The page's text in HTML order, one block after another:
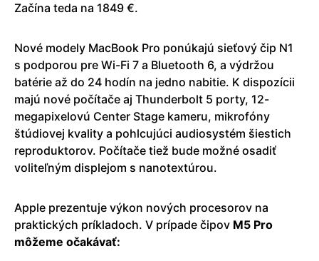
Začína teda na 1849 €.
Nové modely MacBook Pro ponúkajú sieťový čip N1
s podporou pre Wi-Fi 7 a Bluetooth 6, a výdržou
batérie až do 24 hodín na jedno nabitie. K dispozícii
majú nové počítače aj Thunderbolt 5 porty, 12-
megapixelovú Center Stage kameru, mikrofóny
štúdiovej kvality a pohlcujúci audiosystém šiestich
reproduktorov. Počítače tiež bude možné osadiť
voliteľným displejom s nanotextúrou.
Apple prezentuje výkon nových procesorov na
praktických príkladoch. V prípade čipov M5 Pro
môžeme očakávať: